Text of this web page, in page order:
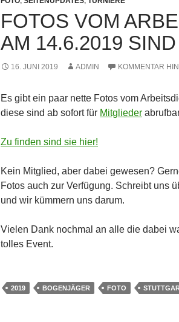
FOTOS VOM
AM 14.6.2019
16. JUNI 2019 ADMIN KOMMENTAR
Es gibt ein paar nette Fotos vom
diese sind ab sofort für Mitglieder
Zu finden sind sie hier!
Kein Mitglied, aber dabei gewesen?
Fotos auch zur Verfügung. Schreibt uns
und wir kümmern uns darum.
Vielen Dank nochmal an alle die dabei
tolles Event.
2019 BOGENJÄGER FOTO